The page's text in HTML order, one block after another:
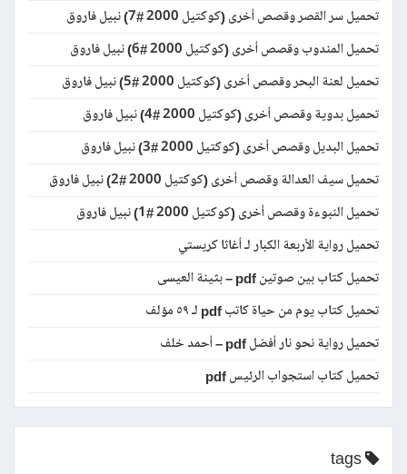
تحميل سر القصر وقصص أخرى (كوكتيل 2000 #7) نبيل فاروق
تحميل المندوب وقصص أخرى (كوكتيل 2000 #6) نبيل فاروق
تحميل لعنة البحر وقصص أخرى (كوكتيل 2000 #5) نبيل فاروق
تحميل بدوية وقصص أخرى (كوكتيل 2000 #4) نبيل فاروق
تحميل البديل وقصص أخرى (كوكتيل 2000 #3) نبيل فاروق
تحميل سيف العدالة وقصص أخرى (كوكتيل 2000 #2) نبيل فاروق
تحميل النبوءة وقصص أخرى (كوكتيل 2000 #1) نبيل فاروق
تحميل رواية الأربعة الكبار لـ أغاثا كريستي
تحميل كتاب بين صوتين pdf – بثينة العيسى
تحميل كتاب يوم من حياة كاتب pdf لـ ٥٩ مؤلف
تحميل رواية نحو نار أفضل pdf – أحمد خلف
تحميل كتاب استجواب الرئيس pdf